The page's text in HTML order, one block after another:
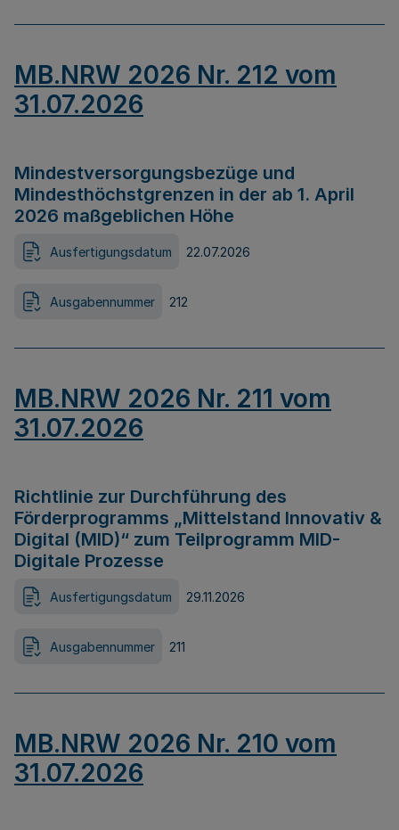
MB.NRW 2026 Nr. 212 vom
31.07.2026
Mindestversorgungsbezüge und
Mindesthöchstgrenzen in der ab 1. April
2026 maßgeblichen Höhe
Ausfertigungsdatum 22.07.2026
Ausgabennummer 212
MB.NRW 2026 Nr. 211 vom
31.07.2026
Richtlinie zur Durchführung des
Förderprogramms „Mittelstand Innovativ &
Digital (MID)“ zum Teilprogramm MID-
Digitale Prozesse
Ausfertigungsdatum 29.11.2026
Ausgabennummer 211
MB.NRW 2026 Nr. 210 vom
31.07.2026